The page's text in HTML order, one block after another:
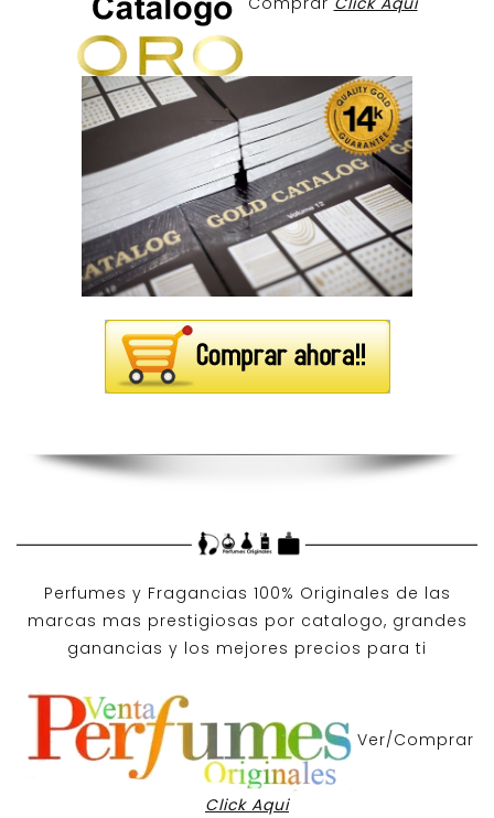
Perfumes y Fragancias 100% Originales de las
marcas mas prestigiosas por catalogo, grandes
ganancias y los mejores precios para ti
Ver/Comprar
Click Aqui